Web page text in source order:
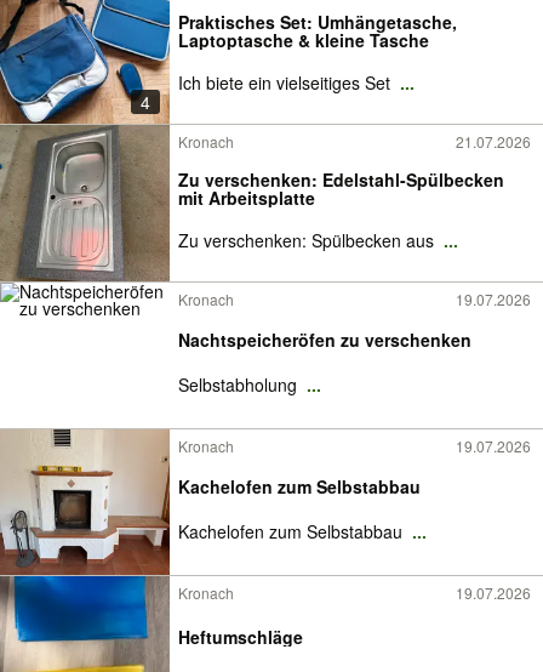
4
Praktisches Set: Umhängetasche,
Laptoptasche & kleine Tasche
Ich biete ein vielseitiges Set ...
Kronach 21.07.2026
Zu verschenken: Edelstahl-Spülbecken
mit Arbeitsplatte
Zu verschenken: Spülbecken aus ...
Kronach 19.07.2026
Nachtspeicheröfen zu verschenken
Selbstabholung ...
Kronach 19.07.2026
Kachelofen zum Selbstabbau
Kachelofen zum Selbstabbau ...
Kronach 19.07.2026
Heftumschläge